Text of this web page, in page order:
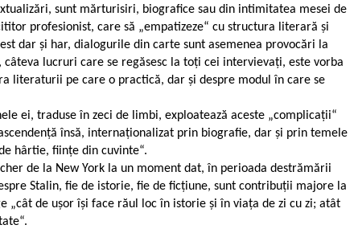
sunt mărturisiri, biografice sau din intimitatea mesei de
profesionist, care să „empatizeze“ cu structura literară și
dar și har, dialogurile din carte sunt asemenea provocări la
lucruri care se regăsesc la toți cei intervievați, este vorba
literaturii pe care o practică, dar și despre modul în care se
ei, traduse în zeci de limbi, exploatează aceste „complicații“
însă, internaționalizat prin biografie, dar și prin temele
hârtie, ființe din cuvinte“.
de la New York la un moment dat, în perioada destrămării
Stalin, fie de istorie, fie de ficțiune, sunt contribuții majore la
„cât de ușor își face răul loc în istorie și în viața de zi cu zi; atât